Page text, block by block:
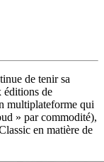
de tenir sa
éditions de
multiplateforme qui
» par commodité),
en matière de